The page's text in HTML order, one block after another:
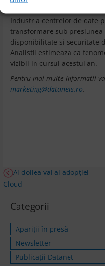
fi nivelul de reutilizare al
Industria centrelor de date
transformare sub presiunea
disponibilitate si securitate
Analistii estimeaza ca
vizibil in cursul acestui an.
Pentru mai multe informatii
marketing@datanets.ro.
Al doilea val al adopției
Cloud
Categorii
Apariții în presă
Newsletter
Publicații Datanet